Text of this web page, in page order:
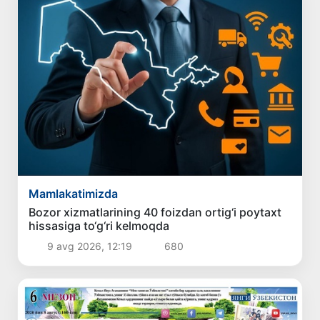
Mamlakatimizda
Bozor xizmatlarining 40 foizdan ortig‘i poytaxt
hissasiga to‘g‘ri kelmoqda
9 avg 2026, 12:19 680